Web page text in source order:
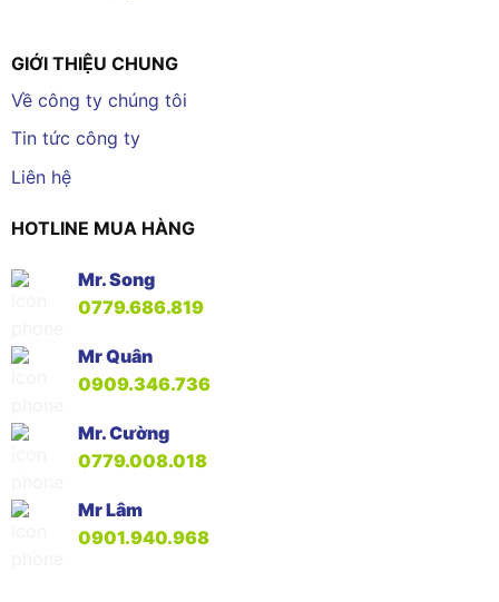
GIỚI THIỆU CHUNG
Về công ty chúng tôi
Tin tức công ty
Liên hệ
HOTLINE MUA HÀNG
Mr. Song
0779.686.819
Mr Quân
0909.346.736
Mr. Cường
0779.008.018
Mr Lâm
0901.940.968